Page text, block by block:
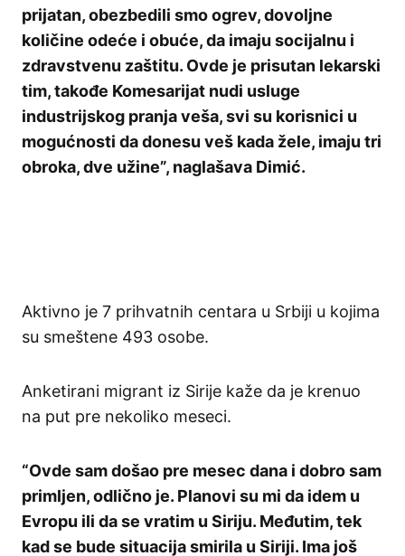
prijatan, obezbedili smo ogrev, dovoljne
količine odeće i obuće, da imaju socijalnu i
zdravstvenu zaštitu. Ovde je prisutan lekarski
tim, takođe Komesarijat nudi usluge
industrijskog pranja veša, svi su korisnici u
mogućnosti da donesu veš kada žele, imaju tri
obroka, dve užine”, naglašava Dimić.
Aktivno je 7 prihvatnih centara u Srbiji u kojima
su smeštene 493 osobe.
Anketirani migrant iz Sirije kaže da je krenuo
na put pre nekoliko meseci.
“Ovde sam došao pre mesec dana i dobro sam
primljen, odlično je. Planovi su mi da idem u
Evropu ili da se vratim u Siriju. Međutim, tek
kad se bude situacija smirila u Siriji. Ima još